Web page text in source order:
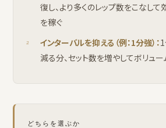
復し、より多くのレップ数をこなし
を稼ぐ
インターバルを抑える（例：1分強）：
減る分、セット数を増やしてボリュ
どちらを選ぶか